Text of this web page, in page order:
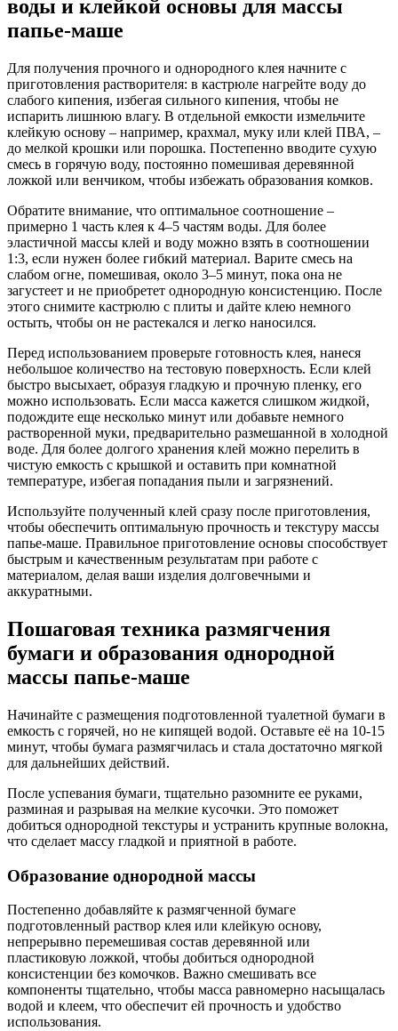
воды и клейкой основы для массы
папье-маше
Для получения прочного и однородного клея начните с
приготовления растворителя: в кастрюле нагрейте воду до
слабого кипения, избегая сильного кипения, чтобы не
испарить лишнюю влагу. В отдельной емкости измельчите
клейкую основу – например, крахмал, муку или клей ПВА, –
до мелкой крошки или порошка. Постепенно вводите сухую
смесь в горячую воду, постоянно помешивая деревянной
ложкой или венчиком, чтобы избежать образования комков.
Обратите внимание, что оптимальное соотношение –
примерно 1 часть клея к 4–5 частям воды. Для более
эластичной массы клей и воду можно взять в соотношении
1:3, если нужен более гибкий материал. Варите смесь на
слабом огне, помешивая, около 3–5 минут, пока она не
загустеет и не приобретет однородную консистенцию. После
этого снимите кастрюлю с плиты и дайте клею немного
остыть, чтобы он не растекался и легко наносился.
Перед использованием проверьте готовность клея, нанеся
небольшое количество на тестовую поверхность. Если клей
быстро высыхает, образуя гладкую и прочную пленку, его
можно использовать. Если масса кажется слишком жидкой,
подождите еще несколько минут или добавьте немного
растворенной муки, предварительно размешанной в холодной
воде. Для более долгого хранения клей можно перелить в
чистую емкость с крышкой и оставить при комнатной
температуре, избегая попадания пыли и загрязнений.
Используйте полученный клей сразу после приготовления,
чтобы обеспечить оптимальную прочность и текстуру массы
папье-маше. Правильное приготовление основы способствует
быстрым и качественным результатам при работе с
материалом, делая ваши изделия долговечными и
аккуратными.
Пошаговая техника размягчения
бумаги и образования однородной
массы папье-маше
Начинайте с размещения подготовленной туалетной бумаги в
емкость с горячей, но не кипящей водой. Оставьте её на 10-15
минут, чтобы бумага размягчилась и стала достаточно мягкой
для дальнейших действий.
После успевания бумаги, тщательно разомните ее руками,
разминая и разрывая на мелкие кусочки. Это поможет
добиться однородной текстуры и устранить крупные волокна,
что сделает массу гладкой и приятной в работе.
Образование однородной массы
Постепенно добавляйте к размягченной бумаге
подготовленный раствор клея или клейкую основу,
непрерывно перемешивая состав деревянной или
пластиковую ложкой, чтобы добиться однородной
консистенции без комочков. Важно смешивать все
компоненты тщательно, чтобы масса равномерно насыщалась
водой и клеем, что обеспечит ей прочность и удобство
использования.